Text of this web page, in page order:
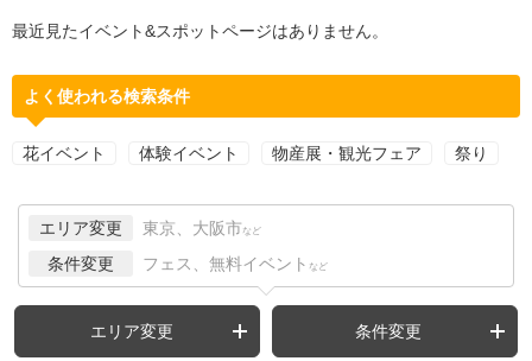
最近見たイベント&スポットページはありません。
よく使われる検索条件
花イベント 体験イベント 物産展・観光フェア 祭り
エリア変更 東京、大阪市 など
条件変更 フェス、無料イベント など
エリア変更 条件変更